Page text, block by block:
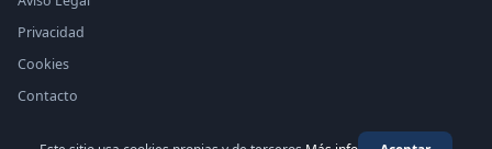
Privacidad
Cookies
Contacto